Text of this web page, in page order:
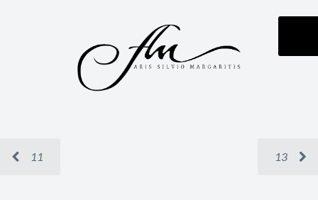
11 13